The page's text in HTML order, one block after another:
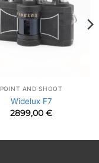
POINT AND SHOOT
Widelux F7
2899,00 €